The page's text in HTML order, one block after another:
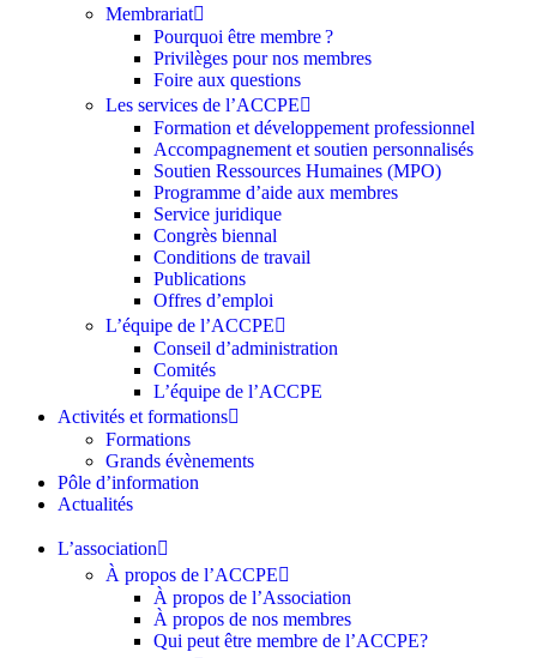
Membrariat
Pourquoi être membre ?​
Privilèges pour nos membres​
Foire aux questions
Les services de l’ACCPE
Formation et développement professionnel
Accompagnement et soutien personnalisés
Soutien Ressources Humaines (MPO)
Programme d’aide aux membres
Service juridique
Congrès biennal
Conditions de travail
Publications
Offres d’emploi
L’équipe de l’ACCPE
Conseil d’administration
Comités
L’équipe de l’ACCPE
Activités et formations
Formations
Grands évènements
Pôle d’information
Actualités
L’association
À propos de l’ACCPE
À propos de l’Association
À propos de nos membres
Qui peut être membre de l’ACCPE?